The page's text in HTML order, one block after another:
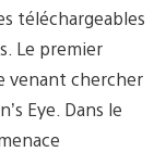
téléchargeables
Le premier
venant chercher
Eye. Dans le